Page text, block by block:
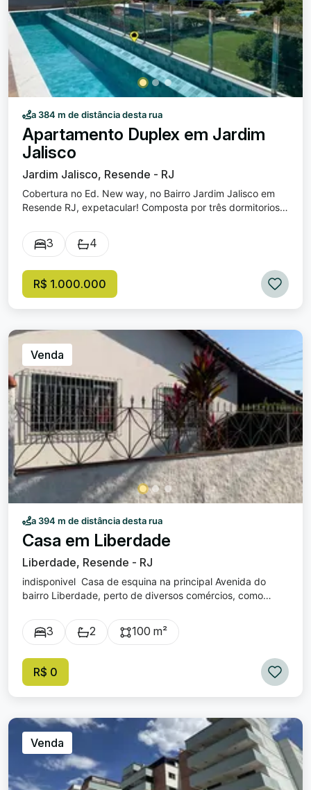
a 384 m de distância desta rua
Apartamento Duplex em Jardim
Jalisco
Jardim Jalisco, Resende - RJ
Cobertura no Ed. New way, no Bairro Jardim Jalisco em
Resende RJ, expetacular! Composta por três dormitorios
hidromassagem), sala de estar, escritótio. Pavimento
superior com sala de jantar, cozinha planejada conceito
planejados. Área descoberta ampla, com churrasqueira e
chuverão. O condomínio dispõe de academia de ginástica,
comércios e parque das Águas, Venha conhecer!!
3 4
R$ 1.000.000
Venda
a 394 m de distância desta rua
Casa em Liberdade
Liberdade, Resende - RJ
indisponivel Casa de esquina na principal Avenida do
bairro Liberdade, perto de diversos comércios, como
construída, com 3 quartos, sendo uma ampla suíte.
Cozinha muito espaçosa, toda azulejada e com armários
com piso. Garagem coberta. Excelente oportunidade para
morar em um dos bairros mais tradicionais da cidade.
3 2 100 m²
R$ 0
Venda